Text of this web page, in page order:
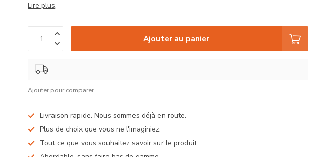
Lire plus.
Ajouter au panier
Ajouter pour comparer
Livraison rapide. Nous sommes déjà en route.
Plus de choix que vous ne l'imaginiez.
Tout ce que vous souhaitez savoir sur le produit.